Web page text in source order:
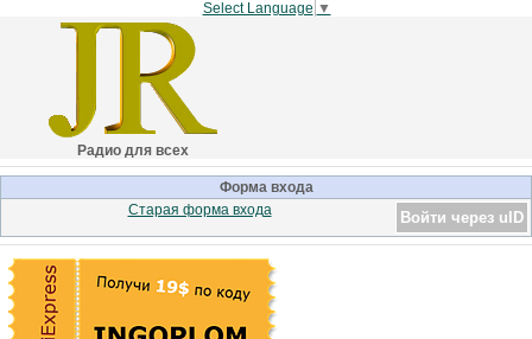
Select Language ▼
Радио для всех
Форма входа
Войти через uID
Старая форма входа